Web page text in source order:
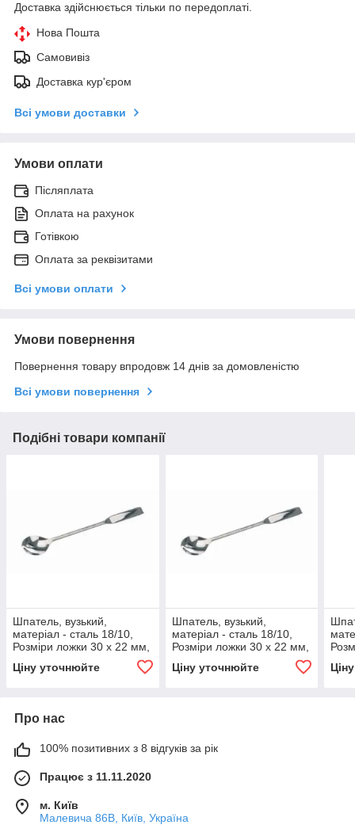
Доставка здійснюється тільки по передоплаті.
Нова Пошта
Самовивіз
Доставка кур'єром
Всі умови доставки
Умови оплати
Післяплата
Оплата на рахунок
Готівкою
Оплата за реквізитами
Всі умови оплати
Умови повернення
Повернення товару впродовж 14 днів за домовленістю
Всі умови повернення
Подібні товари компанії
Шпатель, вузький,
матеріал - сталь 18/10,
Розміри ложки 30 x 22 мм,
Розміри шпателя 35 x 10
мм, Довжина 120
Ціну уточнюйте
Шпатель, вузький,
матеріал - сталь 18/10,
Розміри ложки 30 x 22 мм,
Розміри шпателя 40 x 10
мм, Довжина 150
Ціну уточнюйте
мм,
Про нас
100% позитивних з 8 відгуків за рік
Працює з 11.11.2020
м. Київ
Малевича 86В, Київ, Україна